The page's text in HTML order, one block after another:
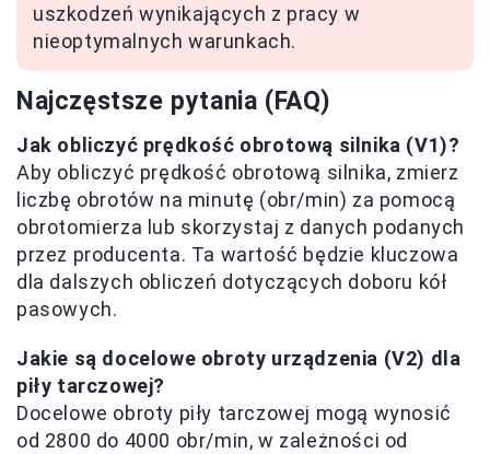
uszkodzeń wynikających z pracy w
nieoptymalnych warunkach.
Najczęstsze pytania (FAQ)
Jak obliczyć prędkość obrotową silnika (V1)?
Aby obliczyć prędkość obrotową silnika, zmierz
liczbę obrotów na minutę (obr/min) za pomocą
obrotomierza lub skorzystaj z danych podanych
przez producenta. Ta wartość będzie kluczowa
dla dalszych obliczeń dotyczących doboru kół
pasowych.
Jakie są docelowe obroty urządzenia (V2) dla
piły tarczowej?
Docelowe obroty piły tarczowej mogą wynosić
od 2800 do 4000 obr/min, w zależności od